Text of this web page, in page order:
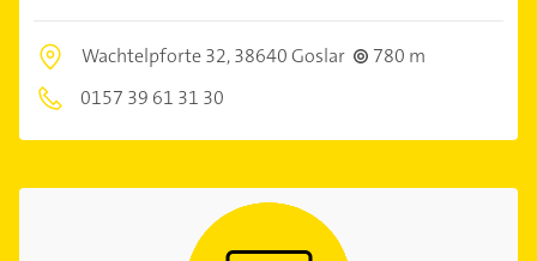
Wachtelpforte 32,38640 Goslar
780 m
0157 39 61 31 30